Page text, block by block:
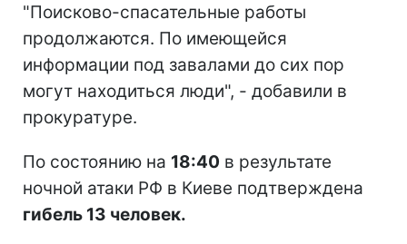
"Поисково-спасательные работы
продолжаются. По имеющейся
информации под завалами до сих пор
могут находиться люди", - добавили в
прокуратуре.
По состоянию на 18:40 в результате
ночной атаки РФ в Киеве подтверждена
гибель 13 человек.